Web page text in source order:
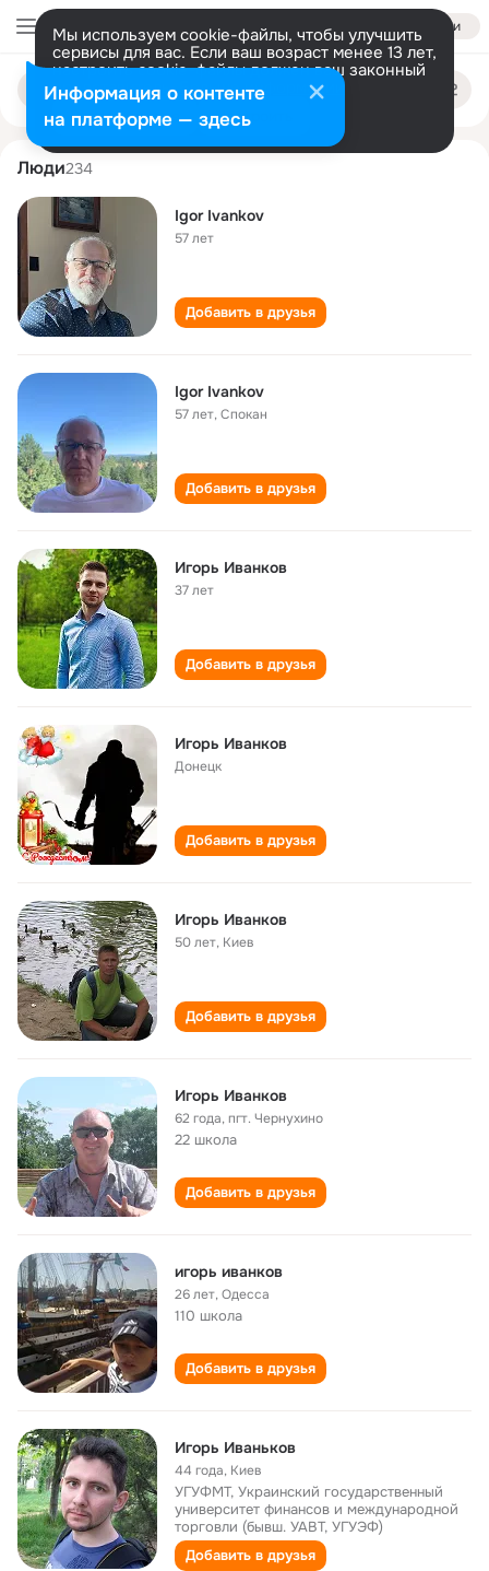
Войти
Мы используем cookie-файлы, чтобы улучшить
сервисы для вас. Если ваш возраст менее 13 лет,
настроить cookie-файлы должен ваш законный
представитель. Больше информации
Разрешить все Настроить
Поиск
людям
igor ivankov
Люди234
Igor Ivankov
57 лет
Добавить в друзья
Igor Ivankov
57 лет,Спокан
Добавить в друзья
Игорь Иванков
37 лет
Добавить в друзья
Игорь Иванков
Донецк
Добавить в друзья
Игорь Иванков
50 лет, Киев
Добавить в друзья
Игорь Иванков
62 года,пгт. Чернухино
22 школа
Добавить в друзья
игорь иванков
26 лет,Одесса
110 школа
Добавить в друзья
Игорь Иваньков
44 года, Киев
УГУФМТ, Украинский государственный
университет финансов и международной
торговли (бывш. УАВТ, УГУЭФ)
Добавить в друзья
Информация о контенте
на платформе — здесь